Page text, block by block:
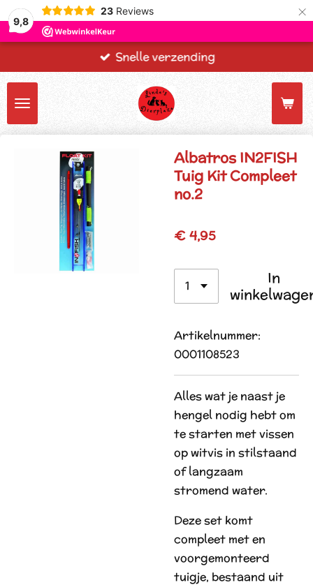
9,8
23 Reviews ×
Snelle verzending
Albatros IN2FISH
Tuig Kit Compleet
no.2
€ 4,95
In
Artikelnummer:
0001108523
Alles wat je naast je
hengel nodig hebt om
te starten met vissen
op witvis in stilstaand
of langzaam
stromend water.
Deze set komt
compleet met en
voorgemonteerd
tuigje, bestaand uit